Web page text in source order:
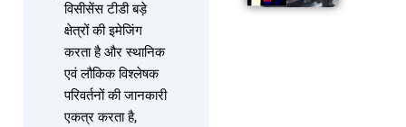
विसीसेंस टीडी बड़े
क्षेत्रों की इमेजिंग
करता है और स्थानिक
एवं लौकिक विश्लेषक
परिवर्तनों की जानकारी
एकत्र करता है,